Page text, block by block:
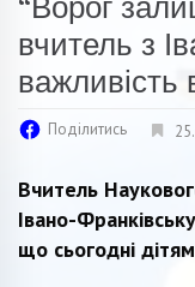
вчитель з
важливість
Поділитись
Вчитель
Івано-
що сьогодні